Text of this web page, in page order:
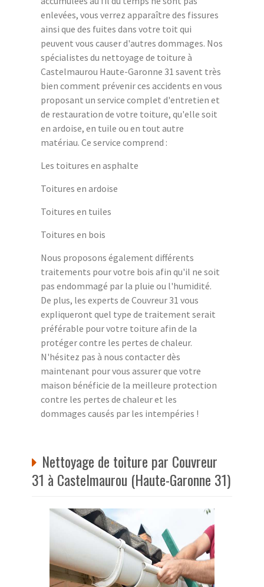
enlevées, vous verrez apparaître des fissures
ainsi que des fuites dans votre toit qui
peuvent vous causer d'autres dommages. Nos
spécialistes du nettoyage de toiture à
Castelmaurou Haute-Garonne 31 savent très
bien comment prévenir ces accidents en vous
proposant un service complet d'entretien et
de restauration de votre toiture, qu'elle soit
en ardoise, en tuile ou en tout autre
matériau. Ce service comprend :
Les toitures en asphalte
Toitures en ardoise
Toitures en tuiles
Toitures en bois
Nous proposons également différents
traitements pour votre bois afin qu'il ne soit
pas endommagé par la pluie ou l'humidité.
De plus, les experts de Couvreur 31 vous
expliqueront quel type de traitement serait
préférable pour votre toiture afin de la
protéger contre les pertes de chaleur.
N'hésitez pas à nous contacter dès
maintenant pour vous assurer que votre
maison bénéficie de la meilleure protection
contre les pertes de chaleur et les
dommages causés par les intempéries !
Nettoyage de toiture par Couvreur
31 à Castelmaurou (Haute-Garonne 31)